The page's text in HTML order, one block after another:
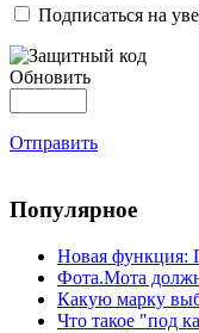
Подписаться на
Обновить
Отправить
Популярное
Новая функция:
Фота.Мота
Какую марку
Что такое "под